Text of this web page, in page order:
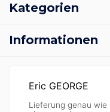
Kategorien
Informationen